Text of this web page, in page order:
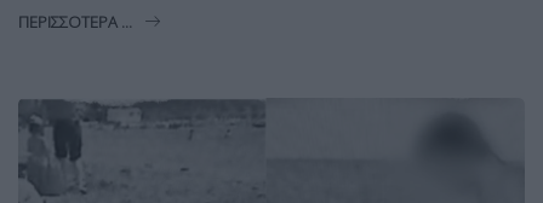
ΠΕΡΙΣΣΌΤΕΡΑ ...